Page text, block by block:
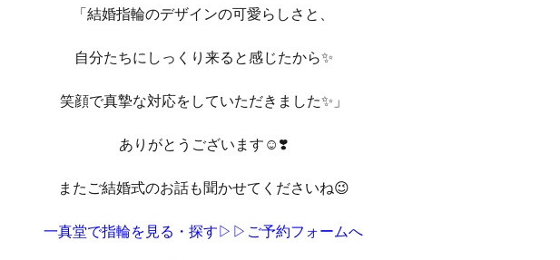
「結婚指輪のデザインの可愛らしさと、
自分たちにしっくり来ると感じたから✨
笑顔で真摯な対応をしていただきました✨」
ありがとうございます☺️❣️
またご結婚式のお話も聞かせてくださいね😉
一真堂で指輪を見る・探す▷▷ご予約フォームへ